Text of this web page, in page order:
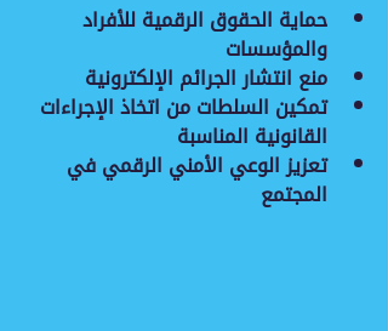
حماية الحقوق الرقمية للأفراد
والمؤسسات
منع انتشار الجرائم الإلكترونية
تمكين السلطات من اتخاذ الإجراءات
القانونية المناسبة
تعزيز الوعي الأمني الرقمي في
المجتمع